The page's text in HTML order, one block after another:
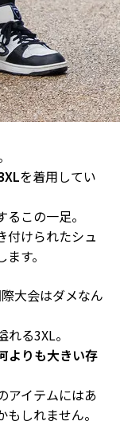
を着用してい
この一足。
付けられたシュ
ます。
大会はダメなん
る3XL。
よりも大きい存
アイテムにはあ
しれません。